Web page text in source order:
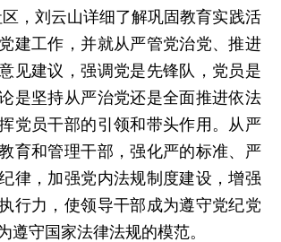
，刘云山详细了解巩固教育实践活
建工作，并就从严管党治党、推进
见建议，强调党是先锋队，党员是
是坚持从严治党还是全面推进依法
党员干部的引领和带头作用。从严
育和管理干部，强化严的标准、严
律，加强党内法规制度建设，增强
行力，使领导干部成为遵守党纪党
遵守国家法律法规的模范。